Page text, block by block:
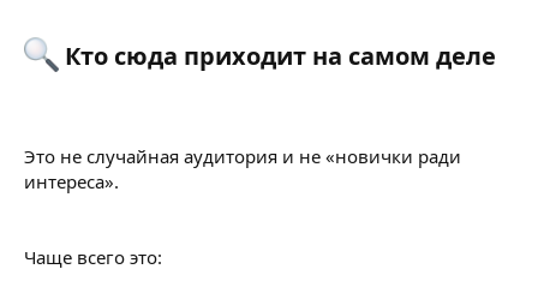
Кто сюда приходит на самом деле​
Это не случайная аудитория и не «новички ради
интереса».
Чаще всего это: